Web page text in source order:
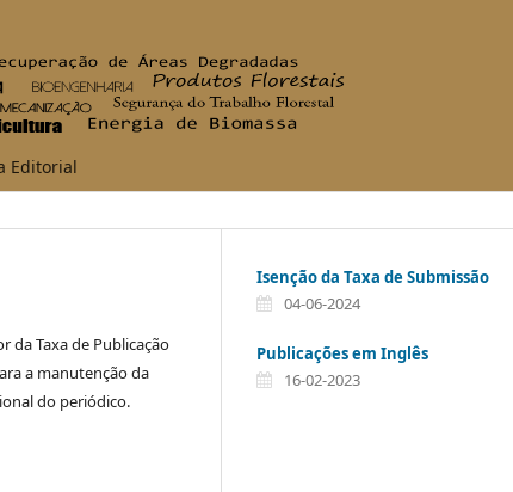
Editorial
da Taxa de Publicação
a manutenção da
do periódico.
Isenção da Taxa de Submissão
04-06-2024
Publicações em Inglês
16-02-2023